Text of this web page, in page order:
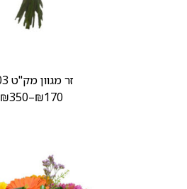
זר מגוון מק"ט 103
₪170
–
₪350